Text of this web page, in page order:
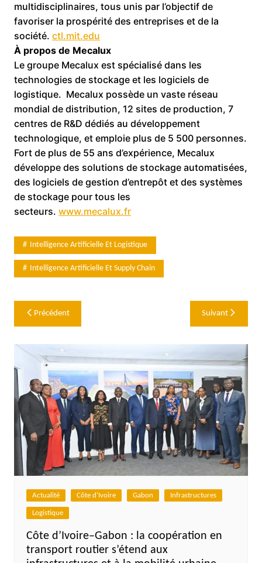
multidisciplinaires, tous unis par l’objectif de
favoriser la prospérité des entreprises et de la
société. ctl.mit.edu
À propos de Mecalux
Le groupe Mecalux est spécialisé dans les
technologies de stockage et les logiciels de
logistique. Mecalux possède un vaste réseau
mondial de distribution, 12 sites de production, 7
centres de R&D dédiés au développement
technologique, et emploie plus de 5 500 personnes.
Fort de plus de 55 ans d’expérience, Mecalux
développe des solutions de stockage automatisées,
des logiciels de gestion d’entrepôt et des systèmes
de stockage pour tous les
secteurs. www.mecalux.fr
Intelligence Artificielle Et Logistique
Intelligence Artificielle Et Supply Chain
Navigation
de
l’article
Précédent Suivant
Actualité Côte d'Ivoire Gabon Infrastructures
Logistique
Côte d’Ivoire–Gabon : la coopération en
transport routier s’étend aux